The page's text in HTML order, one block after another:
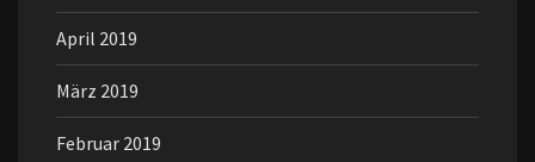
April 2019
März 2019
Februar 2019